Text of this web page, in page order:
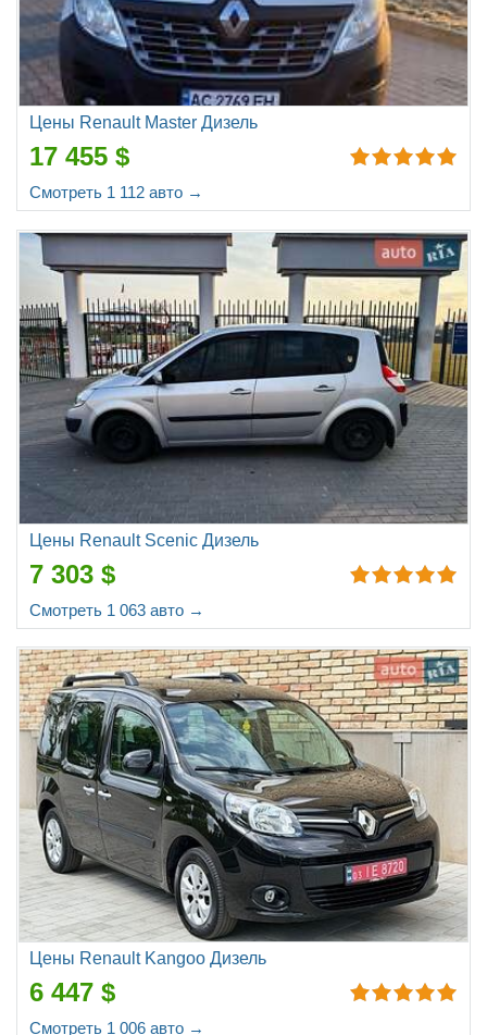
Цены Renault Master Дизель
17 455 $
Смотреть 1 112 авто →
Цены Renault Scenic Дизель
7 303 $
Смотреть 1 063 авто →
Цены Renault Kangoo Дизель
6 447 $
Смотреть 1 006 авто →